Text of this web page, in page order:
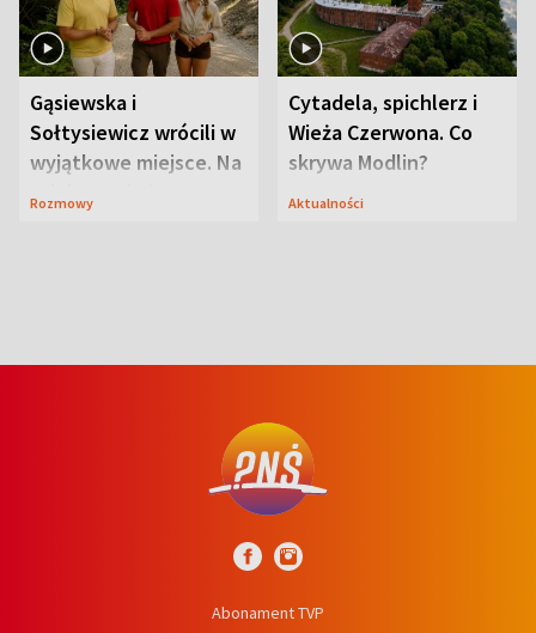
Gąsiewska i
Sołtysiewicz wrócili w
wyjątkowe miejsce. Na
szlaku czekał
Rozmowy
Cytadela, spichlerz i
Wieża Czerwona. Co
skrywa Modlin?
Aktualności
Abonament TVP